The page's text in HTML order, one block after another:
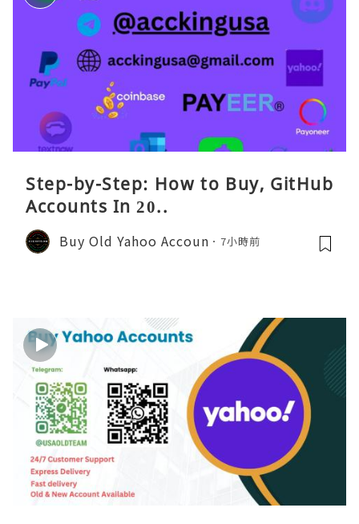
Step-by-Step: How to Buy, GitHub
Accounts In 20..
Buy Old Yahoo Accoun 7小時前